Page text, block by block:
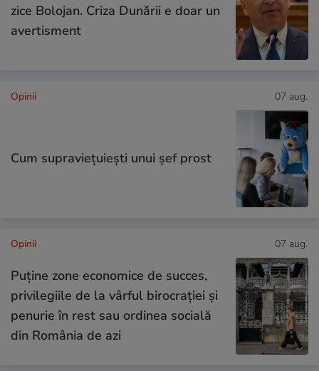
zice Bolojan. Criza Dunării e doar un
avertisment
Opinii 07 aug.
Cum supraviețuiești unui șef prost
Opinii 07 aug.
Puține zone economice de succes,
privilegiile de la vârful birocrației și
penurie în rest sau ordinea socială
din România de azi